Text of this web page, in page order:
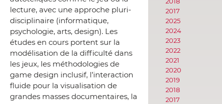
lecture, avec une approche pluri-
disciplinaire (informatique,
psychologie, arts, design). Les
études en cours portent sur la
modélisation de la difficulté dans
les jeux, les méthodologies de
game design inclusif, l’interaction
fluide pour la visualisation de
grandes masses documentaires, la
2017
2025
2024
2023
2022
2021
2020
2019
2018
2017